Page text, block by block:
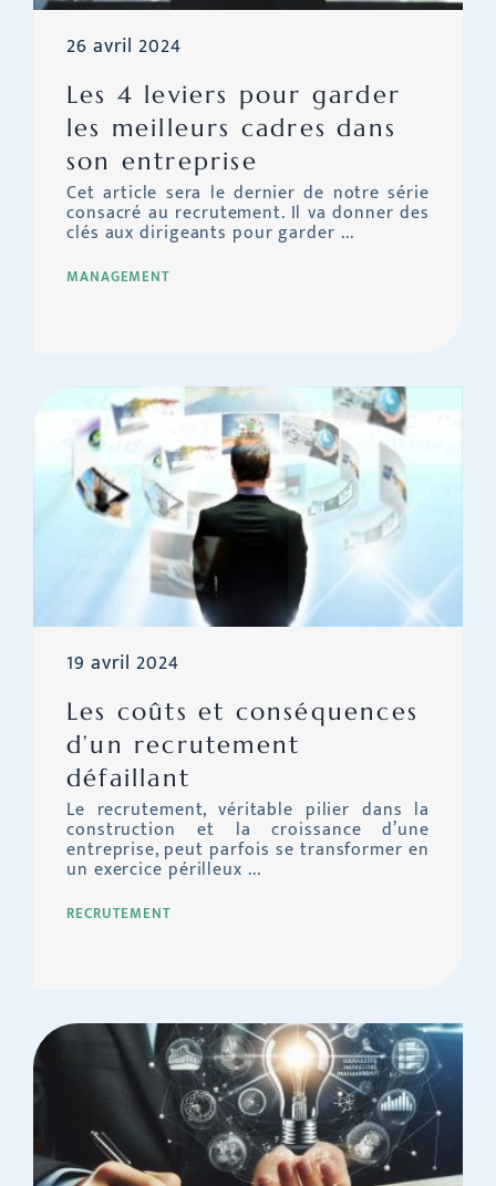
MANAGEMENT
Les 4 leviers pour garder
les meilleurs cadres dans
son entreprise
26 avril 2024
Cet article sera le dernier de notre série
consacré au recrutement. Il va donner des
clés aux dirigeants pour garder ...
RECRUTEMENT
Les coûts et conséquences
d’un recrutement
défaillant
19 avril 2024
Le recrutement, véritable pilier dans la
construction et la croissance d’une
entreprise, peut parfois se transformer en
un exercice périlleux ...